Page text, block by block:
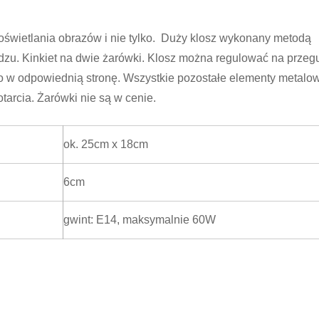
obrazów i nie tylko. Duży klosz wykonany metodą
Kinkiet na dwie żarówki. Klosz można regulować na
w odpowiednią stronę. Wszystkie pozostałe elementy
Żarówki nie są w cenie.
ok. 25cm x 18cm
6cm
gwint: E14, maksymalnie 60W